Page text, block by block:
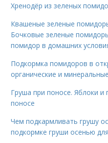
Хренодёр из зеленых
Квашеные зеленые
Бочковые зеленые
помидор в домашних
Подкормка помидоров в
органические и
Груша при поносе. Яблоки и
поносе
Чем подкармливать грушу
подкормке груши осенью